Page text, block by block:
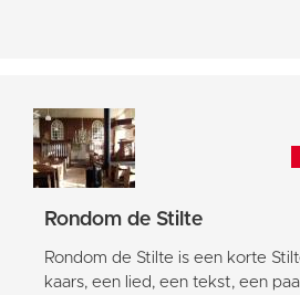
Rondom de Stilte
Rondom de Stilte is een korte
kaars, een lied, een tekst, een